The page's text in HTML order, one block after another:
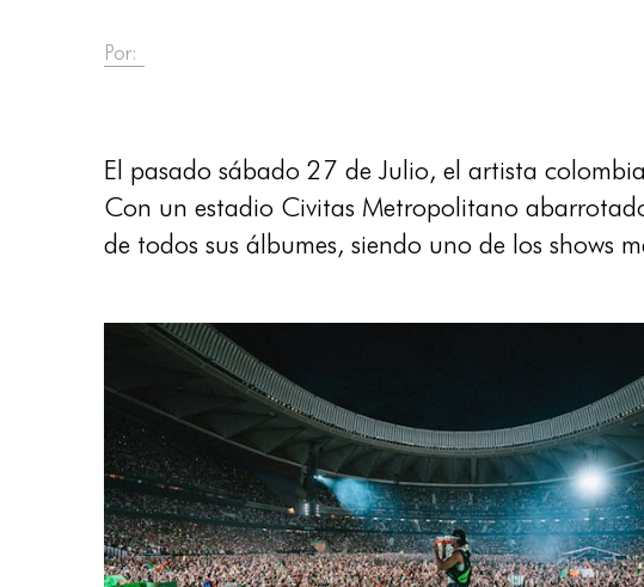
Por:
El pasado sábado 27 de Julio, el artista
Con un estadio Civitas Metropolitano
de todos sus álbumes, siendo uno de los shows